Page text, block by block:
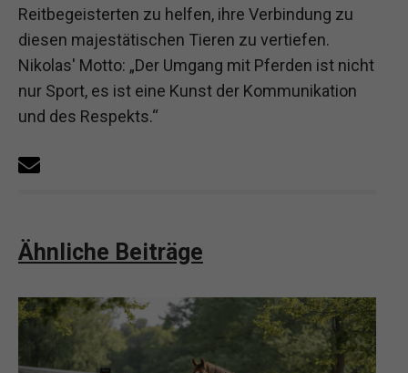
Reitbegeisterten zu helfen, ihre Verbindung zu
diesen majestätischen Tieren zu vertiefen.
Nikolas' Motto: „Der Umgang mit Pferden ist nicht
nur Sport, es ist eine Kunst der Kommunikation
und des Respekts.“
Ähnliche Beiträge